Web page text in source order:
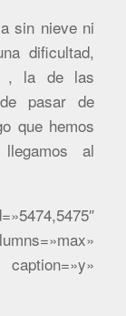
sin nieve ni
dificultad,
, la de las
pasar de
que hemos
al